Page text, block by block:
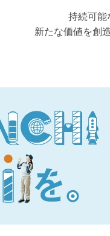
持続可能
新たな価値を創